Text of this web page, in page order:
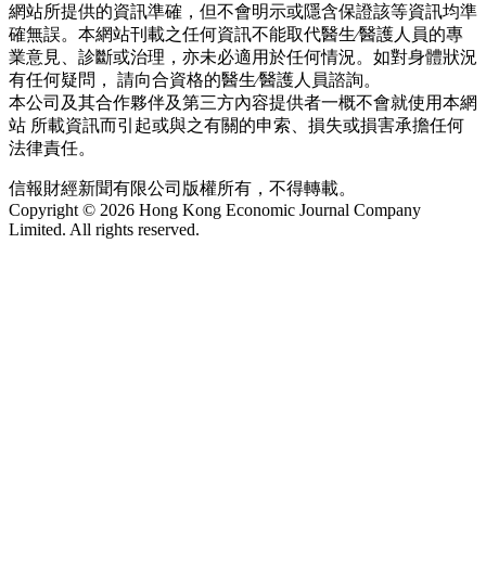
網站所提供的資訊準確，但不會明示或隱含保證該等資訊均準
確無誤。本網站刊載之任何資訊不能取代醫生∕醫護人員的專
業意見、診斷或治理，亦未必適用於任何情況。如對身體狀況
有任何疑問， 請向合資格的醫生∕醫護人員諮詢。
本公司及其合作夥伴及第三方內容提供者一概不會就使用本網
站 所載資訊而引起或與之有關的申索、損失或損害承擔任何
法律責任。
信報財經新聞有限公司版權所有，不得轉載。
Copyright © 2026 Hong Kong Economic Journal Company
Limited. All rights reserved.